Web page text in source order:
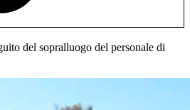
del sopralluogo del personale di